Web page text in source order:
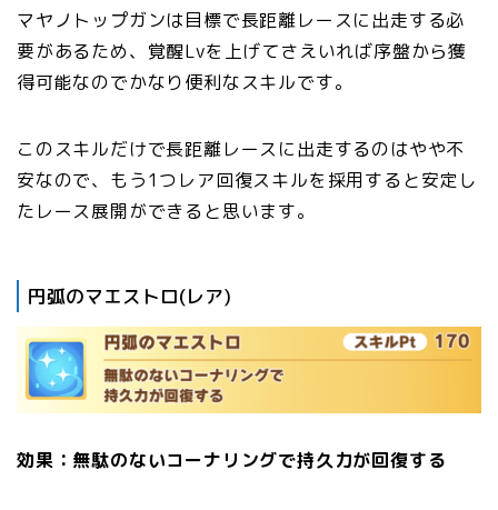
マヤノトップガンは目標で長距離レースに出走する必
要があるため、覚醒Lvを上げてさえいれば序盤から獲
得可能なのでかなり便利なスキルです。
このスキルだけで長距離レースに出走するのはやや不
安なので、もう1つレア回復スキルを採用すると安定し
たレース展開ができると思います。
円弧のマエストロ(レア)
効果：無駄のないコーナリングで持久力が回復する